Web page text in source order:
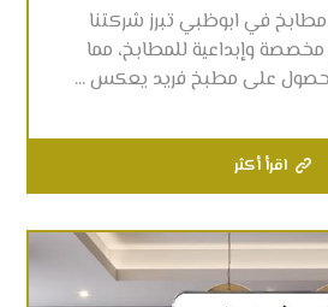
في ابوظبي تبرز شركتنا
وإبداعية للمطابخ، مما
على مطبخ فريد يعكس ...
اقرأ أكثر